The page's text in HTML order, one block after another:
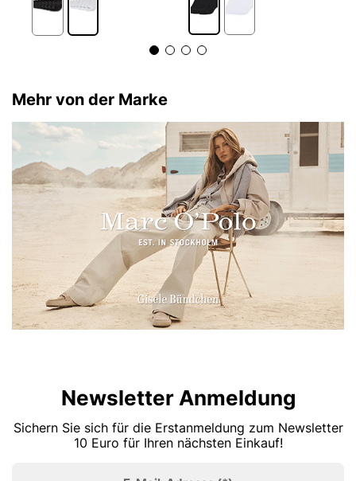
Mehr von der Marke
Newsletter Anmeldung
Sichern Sie sich für die Erstanmeldung zum Newsletter
10 Euro für Ihren nächsten Einkauf!